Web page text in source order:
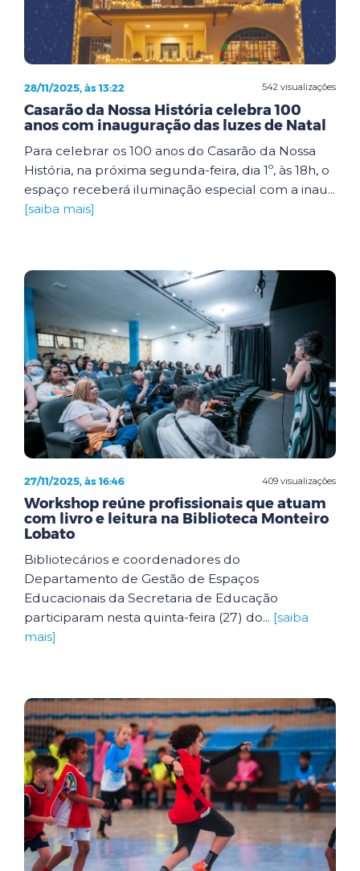
542 visualizações
28/11/2025, às 13:22
Casarão da Nossa História celebra 100
anos com inauguração das luzes de Natal
Para celebrar os 100 anos do Casarão da Nossa
História, na próxima segunda-feira, dia 1º, às 18h, o
espaço receberá iluminação especial com a inau...
[saiba mais]
409 visualizações
27/11/2025, às 16:46
Workshop reúne profissionais que atuam
com livro e leitura na Biblioteca Monteiro
Lobato
Bibliotecários e coordenadores do
Departamento de Gestão de Espaços
Educacionais da Secretaria de Educação
participaram nesta quinta-feira (27) do... [saiba
mais]